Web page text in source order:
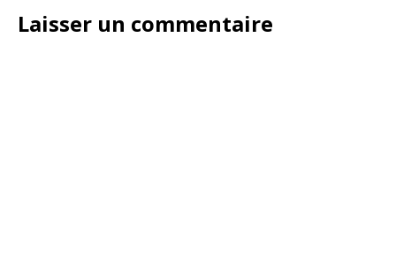
Laisser un commentaire